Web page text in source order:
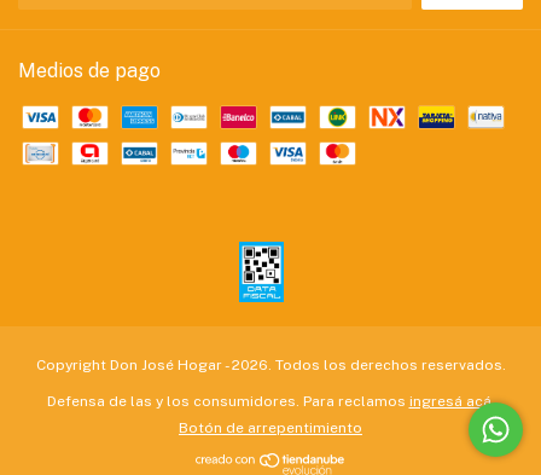
Medios de pago
Copyright Don José Hogar - 2026. Todos los derechos reservados.
Defensa de las y los consumidores. Para reclamos ingresá acá.
Botón de arrepentimiento